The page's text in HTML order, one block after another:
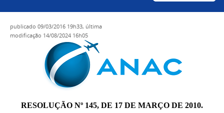
publicado 09/03/2016 19h33, última
modificação 14/08/2024 16h05
RESOLUÇÃO Nº 145, DE 17 DE MARÇO DE 2010.